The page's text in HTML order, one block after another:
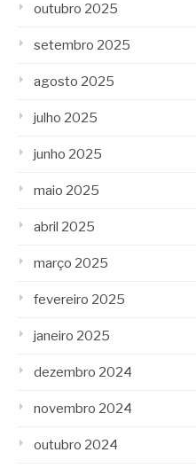
outubro 2025
setembro 2025
agosto 2025
julho 2025
junho 2025
maio 2025
abril 2025
março 2025
fevereiro 2025
janeiro 2025
dezembro 2024
novembro 2024
outubro 2024